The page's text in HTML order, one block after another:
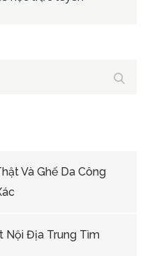
Và Ghế Da Công
Nội Địa Trung Tìm